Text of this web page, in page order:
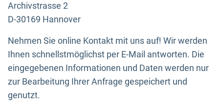
Archivstrasse 2
D-30169 Hannover
Nehmen Sie online Kontakt mit uns auf! Wir werden
Ihnen schnellstmöglichst per E-Mail antworten. Die
eingegebenen Informationen und Daten werden nur
zur Bearbeitung Ihrer Anfrage gespeichert und
genutzt.